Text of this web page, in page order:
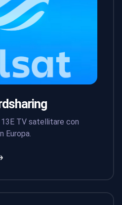
TV satellitare con
Europa.